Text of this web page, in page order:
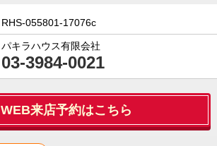
RHS-055801-17076c
パキラハウス有限会社
03-3984-0021
WEB来店予約はこちら